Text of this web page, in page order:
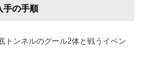
手の手順
トンネルのグール2体と戦うイベン